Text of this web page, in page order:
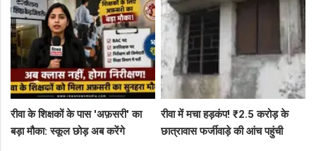
रीवा के शिक्षकों के पास 'अफ़सरी' का
बड़ा मौका: स्कूल छोड़ अब करेंगे
रीवा में मचा हड़कंप! ₹2.5 करोड़ के
छात्रावास फर्जीवाड़े की आंच पहुंची